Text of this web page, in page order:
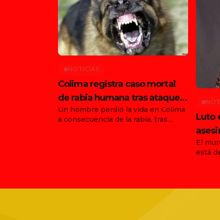
NOTICIAS
Colima registra caso mortal
de rabia humana tras ataque
de animal en Tonila
Un hombre perdió la vida en Colima
a consecuencia de la rabia, tras
informara la muerte de una joven en
Luto
El
está